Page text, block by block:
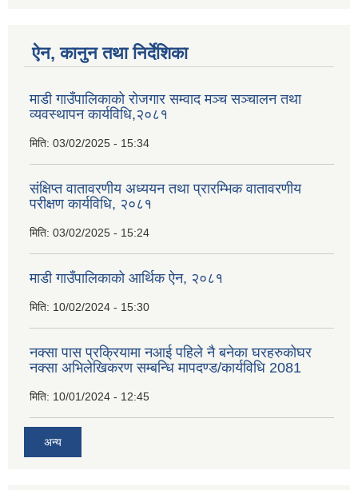
ऐन, कानुन तथा निर्देशिका
माडी गाउँपालिकाको रोजगार सम्वाद मञ्च सञ्चालन तथा
व्यवस्थापन कार्यविधि,२०८१
मिति: 03/02/2025 - 15:34
संक्षिप्त वातावरणीय अध्ययन तथा प्रारम्भिक वातावरणीय
परीक्षण कार्यविधि, २०८१
मिति: 03/02/2025 - 15:24
माडी गाउँपालिकाको आर्थिक ऐन, २०८१
मिति: 10/02/2024 - 15:30
नक्सा पास प्रक्रियामा नआई पहिले नै बनेका घरहरुकोघर
नक्सा अभिलेखिकरण सम्बन्धि मापदण्ड/कार्यविधि 2081
मिति: 10/01/2024 - 12:45
अन्य